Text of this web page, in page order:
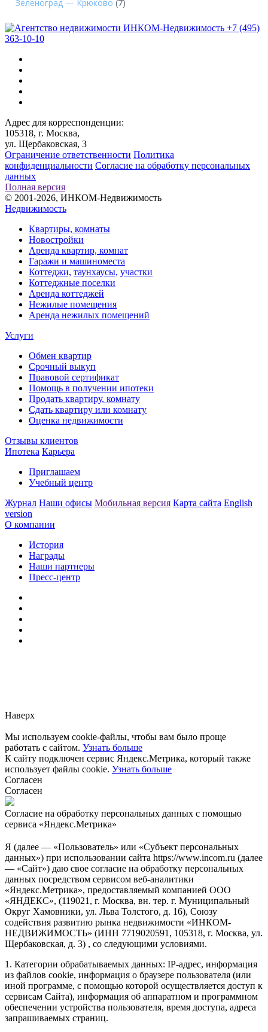
Зеленоград — Крюково (7)
+7 (495)
363-10-10
Адрес для корреспонденции:
105318, г. Москва,
ул. Щербаковская, 3
Ограничение ответственности Политика
конфиденциальности Согласие на обработку персональных
данных
Полная версия
© 2001-2026, ИНКОМ-Недвижимость
Недвижимость
Квартиры, комнаты
Новостройки
Аренда квартир, комнат
Гаражи и машиноместа
Коттеджи, таунхаусы, участки
Коттеджные поселки
Аренда коттеджей
Нежилые помещения
Аренда нежилых помещений
Услуги
Обмен квартир
Срочный выкуп
Правовой сертификат
Помощь в получении ипотеки
Продать квартиру, комнату
Сдать квартиру или комнату
Оценка недвижимости
Отзывы клиентов
Ипотека Карьера
Приглашаем
Учебный центр
Журнал Наши офисы Мобильная версия Карта сайта English
version
О компании
История
Награды
Наши партнеры
Пресс-центр
Наверх
Мы используем cookie-файлы, чтобы вам было проще
работать с сайтом. Узнать больше
К сайту подключен сервис Яндекс.Метрика, который также
использует файлы cookie. Узнать больше
Согласен
Согласен
Согласие на обработку персональных данных с помощью
сервиса «Яндекс.Метрика»
Я (далее — «Пользователь» или «Субъект персональных
данных») при использовании сайта https://www.incom.ru (далее
— «Сайт») даю свое согласие на обработку персональных
данных посредством сервисом веб-аналитики
«Яндекс.Метрика», предоставляемый компанией ООО
«ЯНДЕКС», (119021, г. Москва, вн. тер. г. Муниципальный
Округ Хамовники, ул. Льва Толстого, д. 16), Союзу
содействия развитию рынка недвижимости «ИНКОМ-
НЕДВИЖИМОСТЬ» (ИНН 7719020591, 105318, г. Москва, ул.
Щербаковская, д. 3) , со следующими условиями.
1. Категории обрабатываемых данных: IP-адрес, информация
из файлов cookie, информация о браузере пользователя (или
иной программе, с помощью которой осуществляется доступ к
сервисам Сайта), информация об аппаратном и программном
обеспечении устройства пользователя, время доступа, адреса
запрашиваемых страниц.